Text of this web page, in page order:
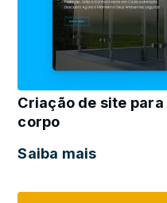
Criação de site
corpo
Saiba mais